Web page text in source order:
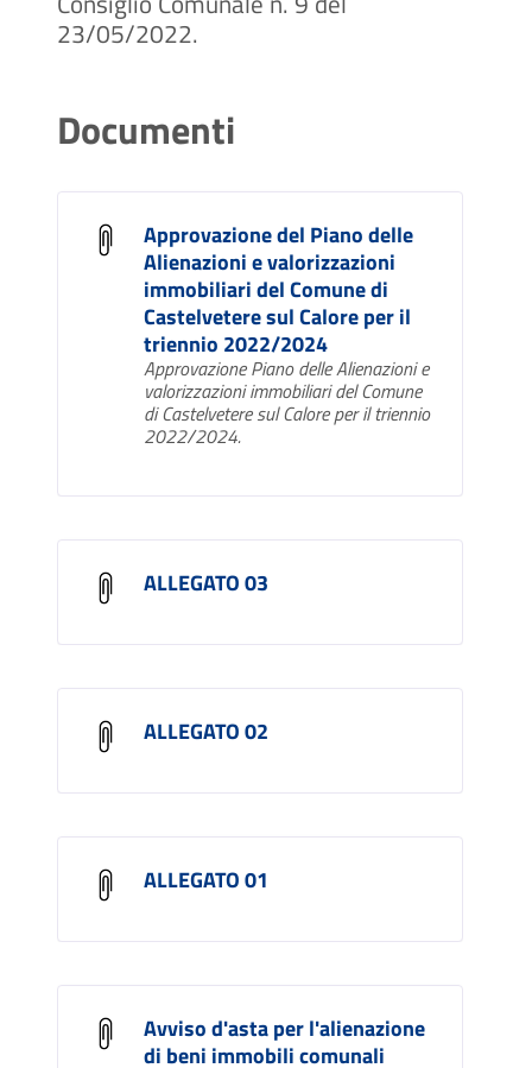
23/05/2022.
Documenti
Approvazione del Piano delle
Alienazioni e valorizzazioni
immobiliari del Comune di
Castelvetere sul Calore per il
triennio 2022/2024
Approvazione Piano delle Alienazioni e
valorizzazioni immobiliari del Comune
di Castelvetere sul Calore per il triennio
2022/2024.
ALLEGATO 03
ALLEGATO 02
ALLEGATO 01
Avviso d'asta per l'alienazione
di beni immobili comunali